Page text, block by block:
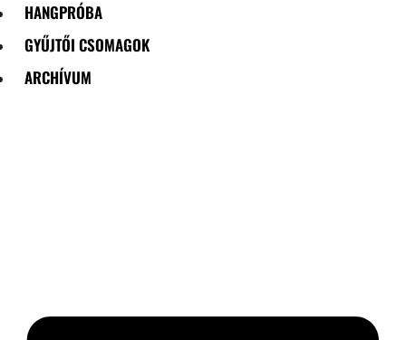
HANGPRÓBA
GYŰJTŐI CSOMAGOK
ARCHÍVUM